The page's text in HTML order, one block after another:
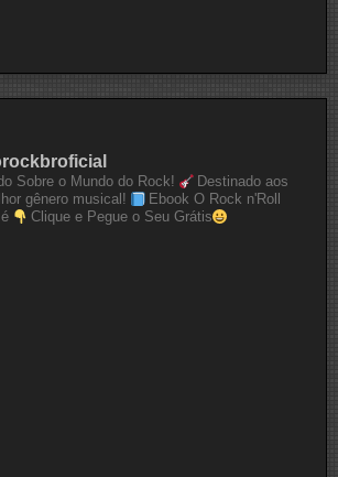
Sobre o Mundo do Rock!
Destinado aos
gênero musical!
Ebook O Rock n'Roll
Clique e Pegue o Seu Grátis